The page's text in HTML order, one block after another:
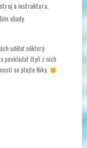
a instruktora.
všudy.
udělat některý
poskládat čtyři z nich
se ptejte Niky.